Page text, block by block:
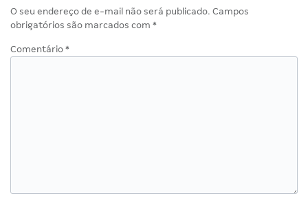
O seu endereço de e-mail não será publicado. Campos
obrigatórios são marcados com *
Comentário *